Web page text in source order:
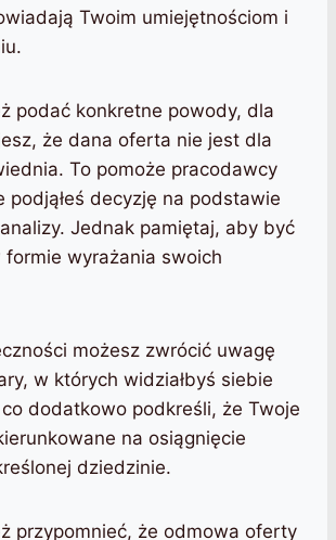
Twoim umiejętnościom i
podać konkretne powody, dla
że dana oferta nie jest dla
To pomoże pracodawcy
podjąłeś decyzję na podstawie
Jednak pamiętaj, aby być
wyrażania swoich
możesz zwrócić uwagę
w których widziałbyś siebie
dodatkowo podkreśli, że Twoje
na osiągnięcie
dziedzinie.
przypomnieć, że odmowa oferty